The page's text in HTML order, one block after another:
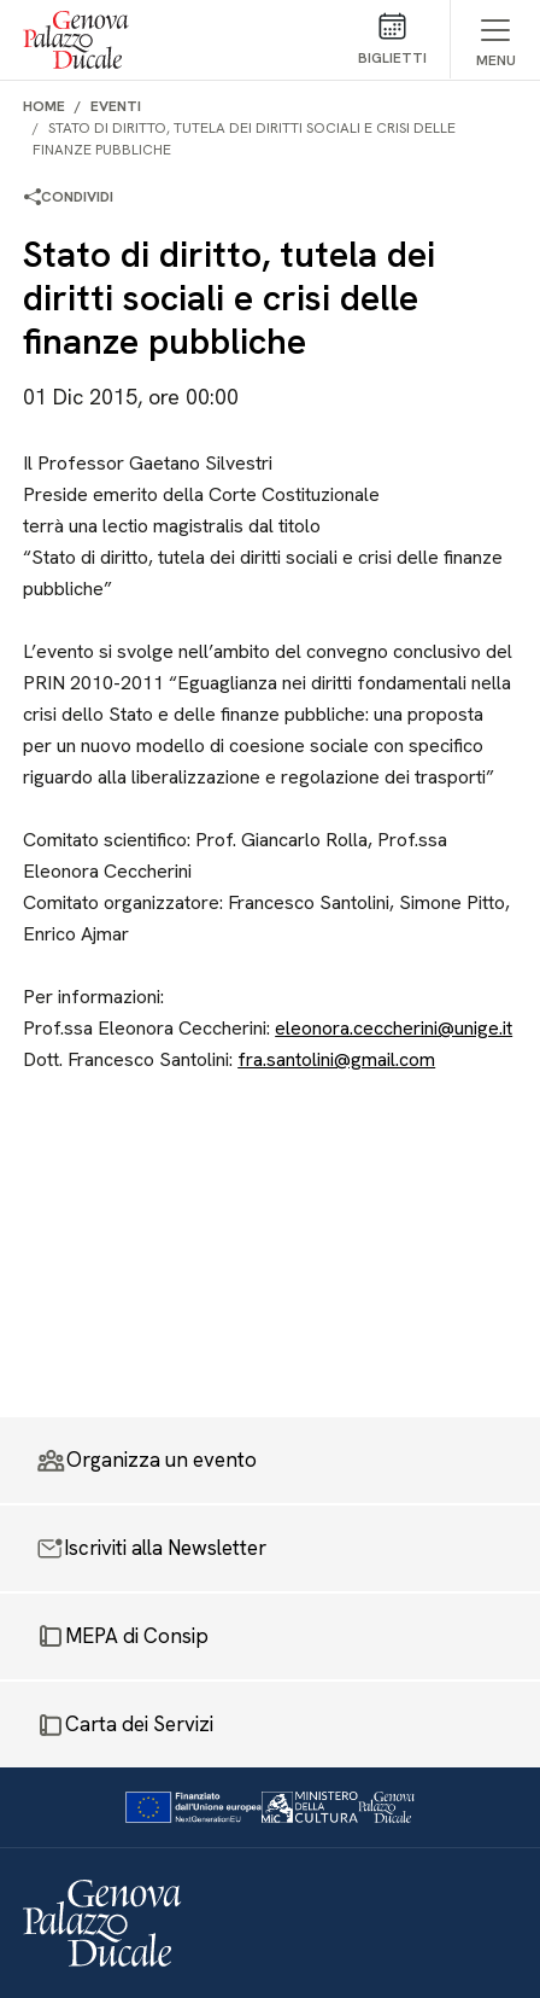
Salta al contenuto
BIGLIETTI MENU
HOME
EVENTI
STATO DI DIRITTO, TUTELA DEI DIRITTI SOCIALI E CRISI DELLE
FINANZE PUBBLICHE
CONDIVIDI
Stato di diritto, tutela dei
diritti sociali e crisi delle
finanze pubbliche
01 Dic 2015, ore 00:00
Il Professor Gaetano Silvestri
Preside emerito della Corte Costituzionale
terrà una lectio magistralis dal titolo
“Stato di diritto, tutela dei diritti sociali e crisi delle finanze
pubbliche”
L’evento si svolge nell’ambito del convegno conclusivo del
PRIN 2010-2011 “Eguaglianza nei diritti fondamentali nella
crisi dello Stato e delle finanze pubbliche: una proposta
per un nuovo modello di coesione sociale con specifico
riguardo alla liberalizzazione e regolazione dei trasporti”
Comitato scientifico: Prof. Giancarlo Rolla, Prof.ssa
Eleonora Ceccherini
Comitato organizzatore: Francesco Santolini, Simone Pitto,
Enrico Ajmar
Per informazioni:
Prof.ssa Eleonora Ceccherini:eleonora.ceccherini@unige.it
Dott. Francesco Santolini: fra.santolini@gmail.com
Organizza un evento
Iscriviti alla Newsletter
MEPA di Consip
Carta dei Servizi